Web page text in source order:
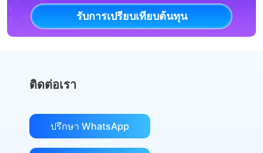
รับการเปรียบเทียบต้นทุน
ติดต่อเรา
ปรึกษา WhatsApp